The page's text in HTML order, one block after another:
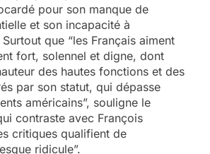
pour son manque de
et son incapacité à
que “les Français aiment
fort, solennel et digne, dont
des hautes fonctions et des
par son statut, qui dépasse
américains”, souligne le
contraste avec François
critiques qualifient de
ridicule”.